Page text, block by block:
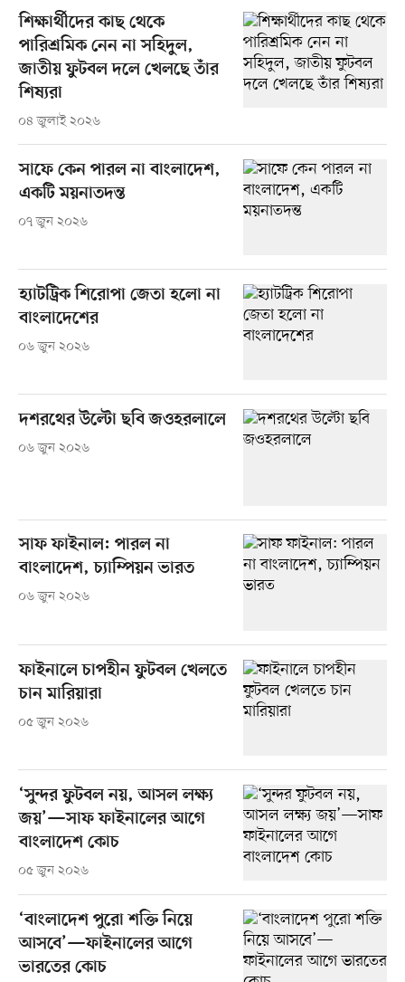
শিক্ষার্থীদের কাছ থেকে
পারিশ্রমিক নেন না সহিদুল,
জাতীয় ফুটবল দলে খেলছে তাঁর
শিষ্যরা
০৪ জুলাই ২০২৬
সাফে কেন পারল না বাংলাদেশ,
একটি ময়নাতদন্ত
০৭ জুন ২০২৬
হ্যাটট্রিক শিরোপা জেতা হলো না
বাংলাদেশের
০৬ জুন ২০২৬
দশরথের উল্টো ছবি জওহরলালে
০৬ জুন ২০২৬
সাফ ফাইনাল: পারল না
বাংলাদেশ, চ্যাম্পিয়ন ভারত
০৬ জুন ২০২৬
ফাইনালে চাপহীন ফুটবল খেলতে
চান মারিয়ারা
০৫ জুন ২০২৬
‘সুন্দর ফুটবল নয়, আসল লক্ষ্য
জয়’—সাফ ফাইনালের আগে
বাংলাদেশ কোচ
০৫ জুন ২০২৬
‘বাংলাদেশ পুরো শক্তি নিয়ে
আসবে’—ফাইনালের আগে
ভারতের কোচ